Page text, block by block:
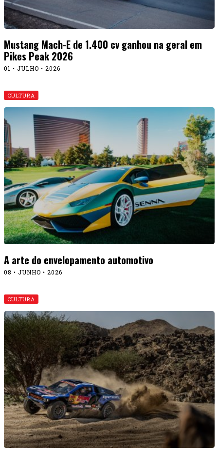
Mustang Mach-E de 1.400 cv ganhou na geral em
Pikes Peak 2026
01 • JULHO • 2026
CULTURA
A arte do envelopamento automotivo
08 • JUNHO • 2026
CULTURA